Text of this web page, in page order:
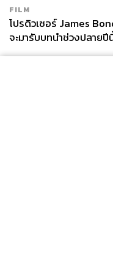
ข้อมูลทั้งหมดน่าจะเพีย
รถอเนกประสงค์สักคัน
ยานพาหนะ แต่จะปกป้อ
ถนนได้ตลอดการขับขี่
FILM
โปรดิวเซอร์ James
จะมารับบทนำช่วงปลายปี